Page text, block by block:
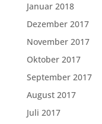
Januar 2018
Dezember 2017
November 2017
Oktober 2017
September 2017
August 2017
Juli 2017